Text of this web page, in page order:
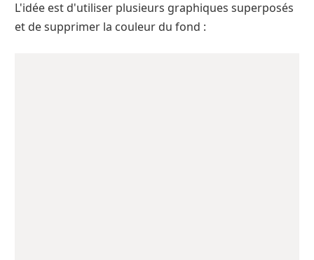
L'idée est d'utiliser plusieurs graphiques superposés
et de supprimer la couleur du fond :